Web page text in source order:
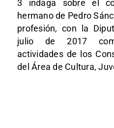
3 indaga sobre el
hermano de Pedro
profesión, con la
julio de 2017
actividades de los
del Área de Cultura,